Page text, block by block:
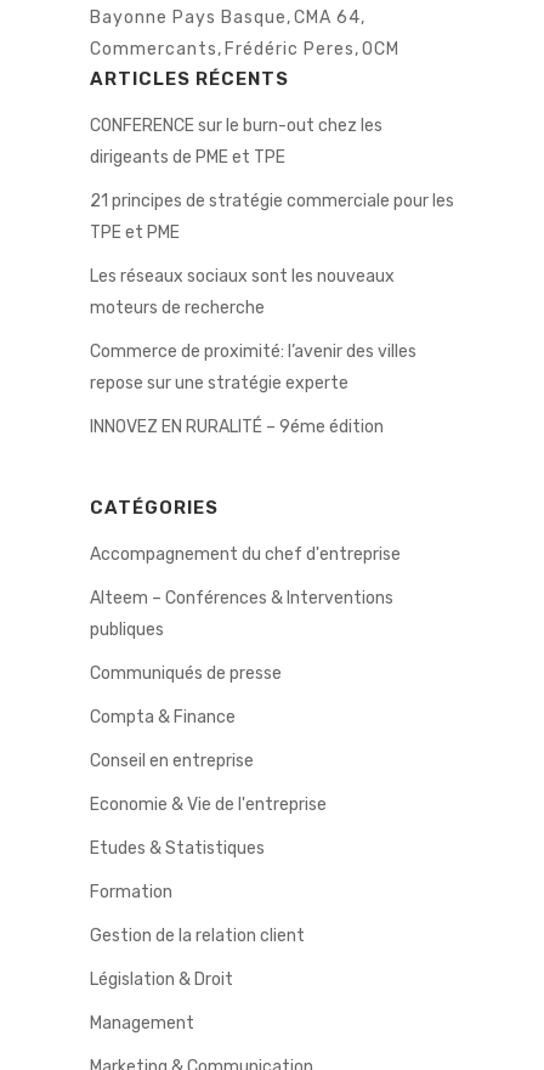
Bayonne Pays Basque,CMA 64,
Commercants, Frédéric Peres,OCM
ARTICLES RÉCENTS
CONFERENCE sur le burn-out chez les
dirigeants de PME et TPE
21 principes de stratégie commerciale pour les
TPE et PME
Les réseaux sociaux sont les nouveaux
moteurs de recherche
Commerce de proximité: l’avenir des villes
repose sur une stratégie experte
INNOVEZ EN RURALITÉ – 9éme édition
CATÉGORIES
Accompagnement du chef d'entreprise
Alteem – Conférences & Interventions
publiques
Communiqués de presse
Compta & Finance
Conseil en entreprise
Economie & Vie de l'entreprise
Etudes & Statistiques
Formation
Gestion de la relation client
Législation & Droit
Management